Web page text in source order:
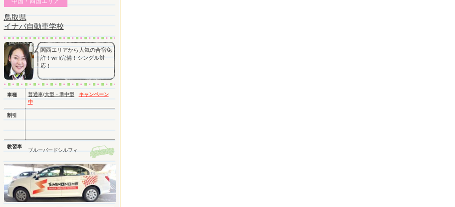
鳥取県
イナバ自動車学校
関西エリアから人気の合宿免
許！wi-fi完備！シングル対
応！
車種 普通車/大型・準中型
キャンペーン
中
割引
教習車
ブルーバードシルフィ